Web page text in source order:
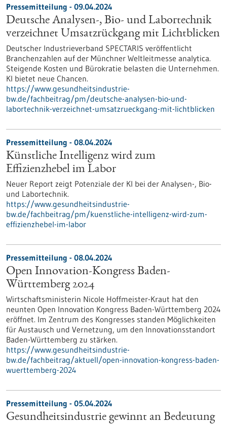
Pressemitteilung - 09.04.2024
Deutsche Analysen-, Bio- und Labortechnik
verzeichnet Umsatzrückgang mit Lichtblicken
Deutscher Industrieverband SPECTARIS veröffentlicht
Branchenzahlen auf der Münchner Weltleitmesse analytica.
Steigende Kosten und Bürokratie belasten die Unternehmen.
KI bietet neue Chancen.
https://www.gesundheitsindustrie-
bw.de/fachbeitrag/pm/deutsche-analysen-bio-und-
labortechnik-verzeichnet-umsatzrueckgang-mit-lichtblicken
Pressemitteilung - 08.04.2024
Künstliche Intelligenz wird zum
Effizienzhebel im Labor
Neuer Report zeigt Potenziale der KI bei der Analysen-, Bio-
und Labortechnik.
https://www.gesundheitsindustrie-
bw.de/fachbeitrag/pm/kuenstliche-intelligenz-wird-zum-
effizienzhebel-im-labor
Pressemitteilung - 08.04.2024
Open Innovation-Kongress Baden-
Württemberg 2024
Wirtschaftsministerin Nicole Hoffmeister-Kraut hat den
neunten Open Innovation Kongress Baden-Württemberg 2024
eröffnet. Im Zentrum des Kongresses standen Möglichkeiten
für Austausch und Vernetzung, um den Innovationsstandort
Baden-Württemberg zu stärken.
https://www.gesundheitsindustrie-
bw.de/fachbeitrag/aktuell/open-innovation-kongress-baden-
wuerttemberg-2024
Pressemitteilung - 05.04.2024
Gesundheitsindustrie gewinnt an Bedeutung